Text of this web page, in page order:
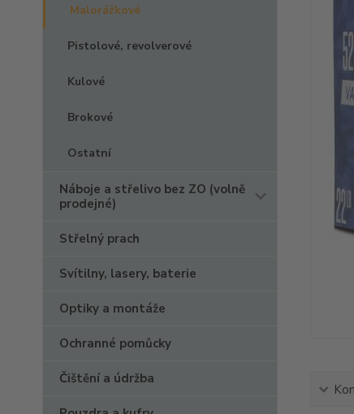
Malorážkové
Pistolové, revolverové
Kulové
Brokové
Ostatní
Náboje a střelivo bez ZO (volně
prodejné)
Střelný prach
Svítilny, lasery, baterie
Optiky a montáže
Ochranné pomůcky
Čištění a údržba